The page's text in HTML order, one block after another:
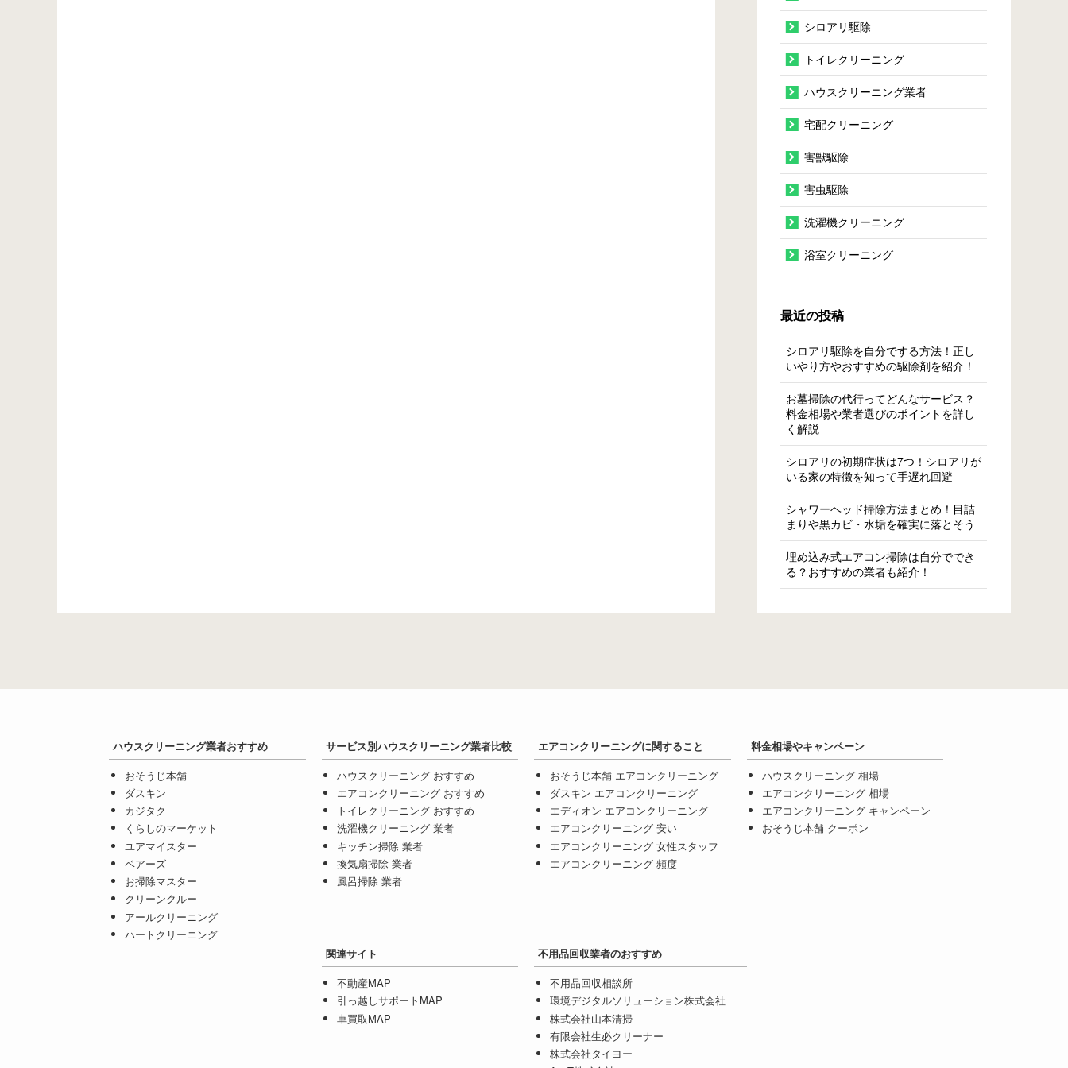
シロアリ駆除
トイレクリーニング
ハウスクリーニング業者
宅配クリーニング
害獣駆除
害虫駆除
洗濯機クリーニング
浴室クリーニング
最近の投稿
シロアリ駆除を自分でする方法！正し
いやり方やおすすめの駆除剤を紹介！
お墓掃除の代行ってどんなサービス？
料金相場や業者選びのポイントを詳し
く解説
シロアリの初期症状は7つ！シロアリが
いる家の特徴を知って手遅れ回避
シャワーヘッド掃除方法まとめ！目詰
まりや黒カビ・水垢を確実に落とそう
埋め込み式エアコン掃除は自分ででき
る？おすすめの業者も紹介！
ハウスクリーニング業者おすすめ
おそうじ本舗
ダスキン
カジタク
くらしのマーケット
ユアマイスター
ベアーズ
お掃除マスター
クリーンクルー
アールクリーニング
ハートクリーニング
サービス別ハウスクリーニング業者比較
ハウスクリーニング おすすめ
エアコンクリーニング おすすめ
トイレクリーニング おすすめ
洗濯機クリーニング 業者
キッチン掃除 業者
換気扇掃除 業者
風呂掃除 業者
エアコンクリーニングに関すること
おそうじ本舗 エアコンクリーニング
ダスキン エアコンクリーニング
エディオン エアコンクリーニング
エアコンクリーニング 安い
エアコンクリーニング 女性スタッフ
エアコンクリーニング 頻度
料金相場やキャンペーン
ハウスクリーニング 相場
エアコンクリーニング 相場
エアコンクリーニング キャンペーン
おそうじ本舗 クーポン
関連サイト
不動産MAP
引っ越しサポートMAP
車買取MAP
不用品回収業者のおすすめ
不用品回収相談所
環境デジタルソリューション株式会社
株式会社山本清掃
有限会社生必クリーナー
株式会社タイヨー